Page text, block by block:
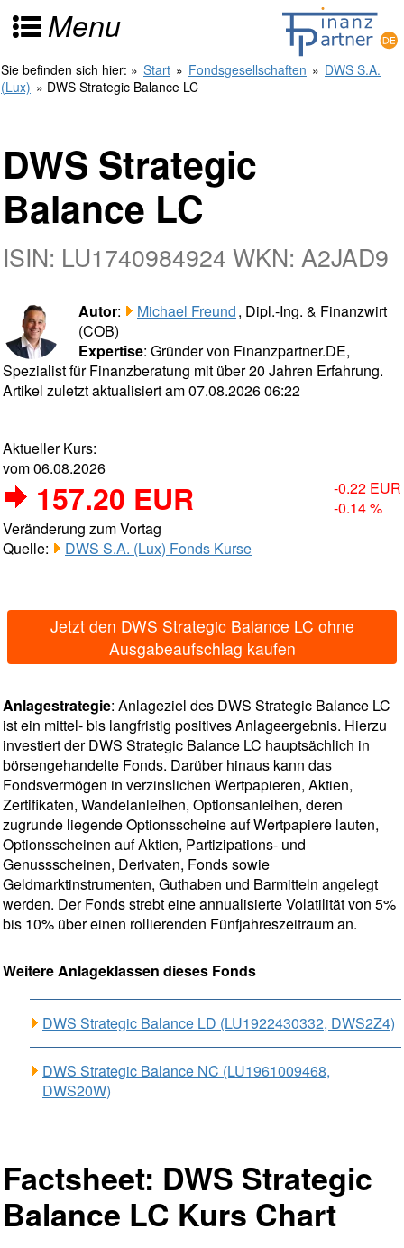
Menu
Sie befinden sich hier: » Start » Fondsgesellschaften » DWS S.A.
(Lux) » DWS Strategic Balance LC
DWS Strategic
Balance LC
ISIN: LU1740984924 WKN: A2JAD9
Autor: Michael Freund, Dipl.-Ing. & Finanzwirt
(COB)
Expertise: Gründer von Finanzpartner.DE,
Spezialist für Finanzberatung mit über 20 Jahren Erfahrung.
Artikel zuletzt aktualisiert am 07.08.2026 06:22
Aktueller Kurs:
vom 06.08.2026
157.20 EUR
-0.22 EUR
-0.14 %
Veränderung zum Vortag
Quelle:
DWS S.A. (Lux) Fonds Kurse
Jetzt den DWS Strategic Balance LC ohne
Ausgabeaufschlag kaufen
Anlagestrategie: Anlageziel des DWS Strategic Balance LC
ist ein mittel- bis langfristig positives Anlageergebnis. Hierzu
investiert der DWS Strategic Balance LC hauptsächlich in
börsengehandelte Fonds. Darüber hinaus kann das
Fondsvermögen in verzinslichen Wertpapieren, Aktien,
Zertifikaten, Wandelanleihen, Optionsanleihen, deren
zugrunde liegende Optionsscheine auf Wertpapiere lauten,
Optionsscheinen auf Aktien, Partizipations- und
Genussscheinen, Derivaten, Fonds sowie
Geldmarktinstrumenten, Guthaben und Barmitteln angelegt
werden. Der Fonds strebt eine annualisierte Volatilität von 5%
bis 10% über einen rollierenden Fünfjahreszeitraum an.
Weitere Anlageklassen dieses Fonds
DWS Strategic Balance LD (LU1922430332, DWS2Z4)
DWS Strategic Balance NC (LU1961009468,
DWS20W)
Factsheet: DWS Strategic
Balance LC Kurs Chart